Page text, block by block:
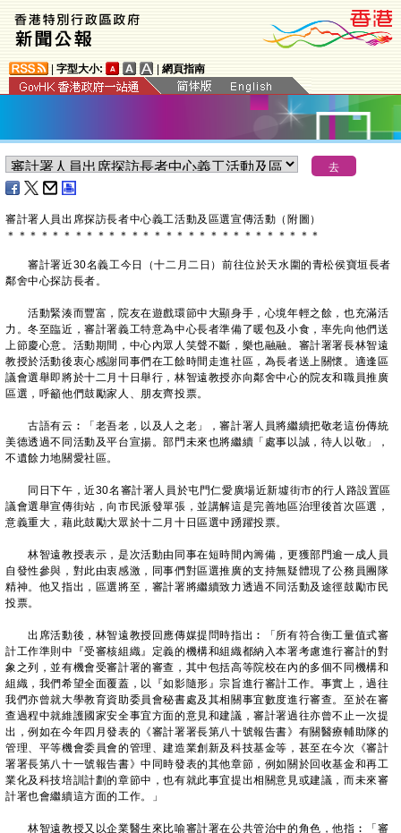
字型大小: 網頁指南
審計署人員出席探訪長者中心義工活動及區選宣傳活動（附圖）
＊ ＊ ＊ ＊ ＊ ＊ ＊ ＊ ＊ ＊ ＊ ＊ ＊ ＊ ＊ ＊ ＊ ＊ ＊ ＊ ＊ ＊ ＊ ＊ ＊ ＊ ＊ ＊
審計署近30名義工今日（十二月二日）前往位於天水圍的青松侯寶垣長者
鄰舍中心探訪長者。
活動緊湊而豐富，院友在遊戲環節中大顯身手，心境年輕之餘，也充滿活
力。冬至臨近，審計署義工特意為中心長者準備了暖包及小食，率先向他們送
上節慶心意。活動期間，中心內眾人笑聲不斷，樂也融融。審計署署長林智遠
教授於活動後衷心感謝同事們在工餘時間走進社區，為長者送上關懷。適逢區
議會選舉即將於十二月十日舉行，林智遠教授亦向鄰舍中心的院友和職員推廣
區選，呼籲他們鼓勵家人、朋友齊投票。
古語有云︰「老吾老，以及人之老」，審計署人員將繼續把敬老這份傳統
美德透過不同活動及平台宣揚。部門未來也將繼續「處事以誠，待人以敬」，
不遺餘力地關愛社區。
同日下午，近30名審計署人員於屯門仁愛廣場近新墟街市的行人路設置區
議會選舉宣傳街站，向市民派發單張，並講解這是完善地區治理後首次區選，
意義重大，藉此鼓勵大眾於十二月十日區選中踴躍投票。
林智遠教授表示，是次活動由同事在短時間內籌備，更獲部門逾一成人員
自發性參與，對此由衷感激，同事們對區選推廣的支持無疑體現了公務員團隊
精神。他又指出，區選將至，審計署將繼續致力透過不同活動及途徑鼓勵市民
投票。
出席活動後，林智遠教授回應傳媒提問時指出︰「所有符合衡工量值式審
計工作準則中『受審核組織』定義的機構和組織都納入本署考慮進行審計的對
象之列，並有機會受審計署的審查，其中包括高等院校在內的多個不同機構和
組織，我們希望全面覆蓋，以『如影隨形』宗旨進行審計工作。事實上，過往
我們亦曾就大學教育資助委員會秘書處及其相關事宜數度進行審查。至於在審
查過程中就維護國家安全事宜方面的意見和建議，審計署過往亦曾不止一次提
出，例如在今年四月發表的《審計署署長第八十號報告書》有關醫療輔助隊的
管理、平等機會委員會的管理、建造業創新及科技基金等，甚至在今次《審計
署署長第八十一號報告書》中同時發表的其他章節，例如關於回收基金和再工
業化及科技培訓計劃的章節中，也有就此事宜提出相關意見或建議，而未來審
計署也會繼續這方面的工作。」
林智遠教授又以企業醫生來比喻審計署在公共管治中的角色，他指︰「審